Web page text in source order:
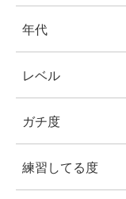
年代
レベル
ガチ度
練習してる度